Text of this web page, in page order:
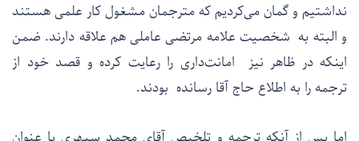
نداشتیم و گمان می‌کردیم که مترجمان مشغول کار علمی هستند
و البته به شخصیت علامه مرتضی عاملی هم علاقه دارند. ضمن
اینکه در ظاهر نیز امانت‌داری را رعایت کرده و قصد خود از
ترجمه را به اطلاع حاج آقا رسانده بودند.